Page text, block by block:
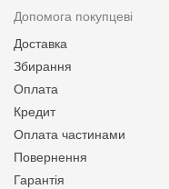
Допомога покупцеві
Доставка
Збирання
Оплата
Кредит
Оплата частинами
Повернення
Гарантія